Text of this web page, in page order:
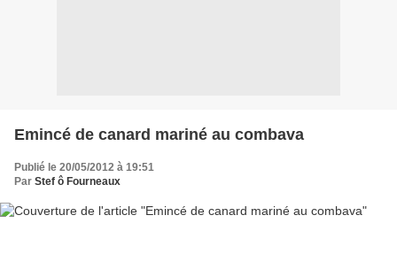
Emincé de canard mariné au combava
Publié le 20/05/2012 à 19:51
Par Stef ô Fourneaux